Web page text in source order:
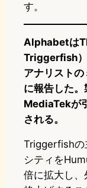
す。
Alphabetは
Triggerfish）
アナリスト
に報告した
MediaTekが
される。
Triggerfishの
シティを
倍に拡大し